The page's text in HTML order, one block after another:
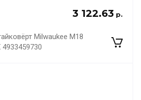
3 122.63 р.
Milwaukee M18
4933459730